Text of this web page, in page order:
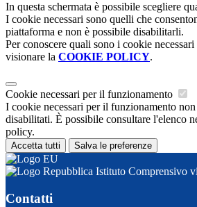
In questa schermata è possibile scegliere
I cookie necessari sono quelli che
piattaforma e non è possibile disabilitarli.
Per conoscere quali sono i cookie
visionare la COOKIE POLICY.
Cookie necessari per il funzionamento
I cookie necessari per il funzionamento non
disabilitati. È possibile consultare l'elenco
policy.
Accetta tutti Salva le preferenze
Istituto Comprensivo
Contatti